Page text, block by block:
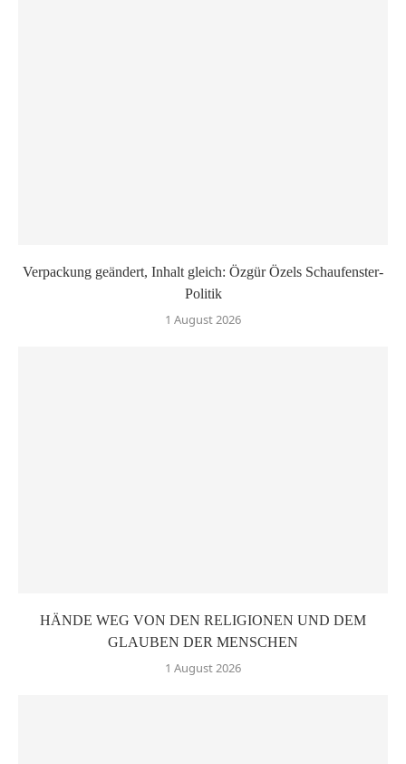
Verpackung geändert, Inhalt gleich: Özgür Özels Schaufenster-
Politik
1 August 2026
HÄNDE WEG VON DEN RELIGIONEN UND DEM
GLAUBEN DER MENSCHEN
1 August 2026